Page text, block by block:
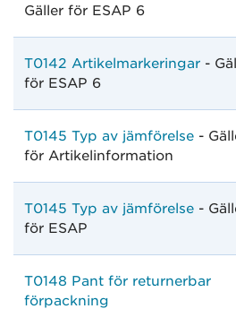
Gäller för ESAP 6
T0142 Artikelmarkeringar -
för ESAP 6
T0145 Typ av jämförelse -
för Artikelinformation
T0145 Typ av jämförelse -
för ESAP
T0148 Pant för returnerbar
förpackning